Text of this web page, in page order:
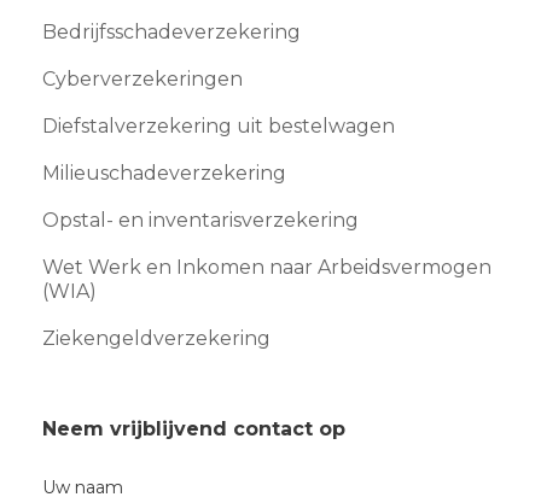
Bedrijfsschadeverzekering
Cyberverzekeringen
Diefstalverzekering uit bestelwagen
Milieuschadeverzekering
Opstal- en inventarisverzekering
Wet Werk en Inkomen naar Arbeidsvermogen
(WIA)
Ziekengeldverzekering
Neem vrijblijvend contact op
Uw naam